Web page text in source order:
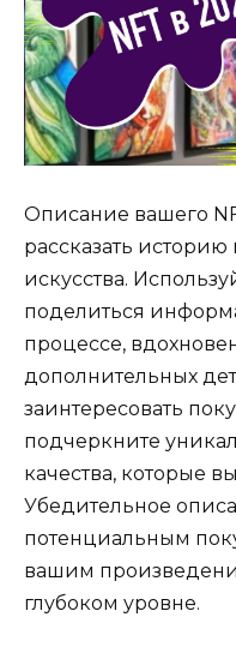
Описание вашего
рассказать
искусства.
поделиться
процессе,
дополнительных
заинтересовать
подчеркните
качества, которые
Убедительное
потенциальным
вашим
глубоком уровне.